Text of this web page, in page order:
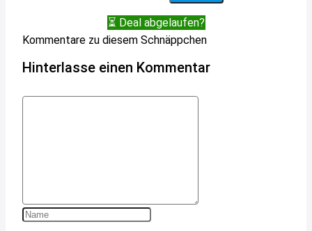
⏳ Deal abgelaufen?
Kommentare zu diesem Schnäppchen
Hinterlasse einen Kommentar